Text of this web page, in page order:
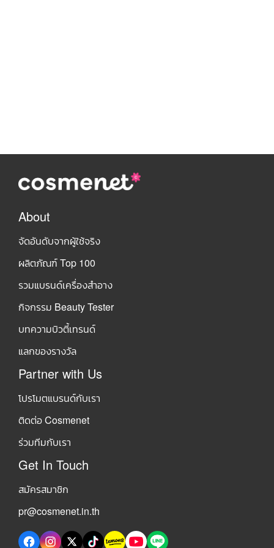
About
จัดอันดับจากผู้ใช้จริง
ผลิตภัณฑ์ Top 100
รวมแบรนด์เครื่องสำอาง
กิจกรรม Beauty Tester
บทความบิวตี้เทรนด์
แลกของรางวัล
Partner with Us
โปรโมตแบรนด์กับเรา
ติดต่อ Cosmenet
ร่วมทีมกับเรา
Get In Touch
สมัครสมาชิก
pr@cosmenet.in.th